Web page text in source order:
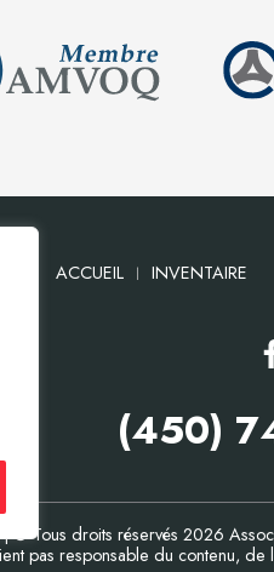
ACCUEIL INVENTAIRE
(450)
© Tous droits réservés 2026
pas responsable du contenu, de